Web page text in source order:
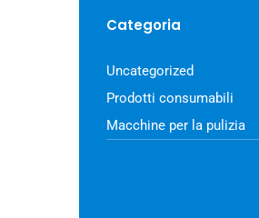
Categoria
Uncategorized
Prodotti consumabili
Macchine per la pulizia